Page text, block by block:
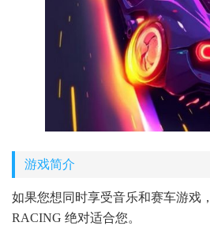
游戏简介
如果您想同时享受音乐和赛车游戏
RACING 绝对适合您。